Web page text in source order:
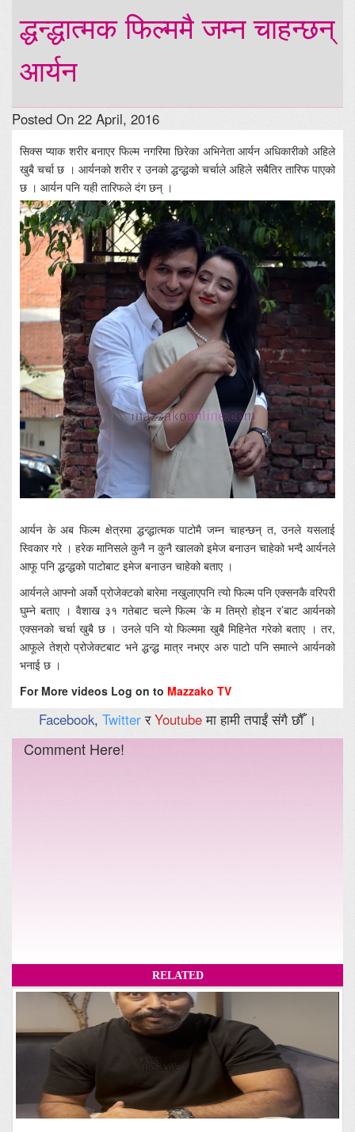
द्धन्द्धात्मक फिल्ममै जम्न चाहन्छन्
आर्यन
Posted On 22 April, 2016
सिक्स प्याक शरीर बनाएर फिल्म नगरिमा छिरेका अभिनेता आर्यन अधिकारीको अहिले
खुबै चर्चा छ । आर्यनको शरीर र उनको द्धन्द्धको चर्चाले अहिले सबैतिर तारिफ पाएको
छ । आर्यन पनि यही तारिफले दंग छन् ।
आर्यन के अब फिल्म क्षेत्रमा द्धन्द्धात्मक पाटोमै जम्न चाहन्छन् त, उनले यसलाई
स्विकार गरे । हरेक मानिसले कुनै न कुनै खालको इमेज बनाउन चाहेको भन्दै आर्यनले
आफू पनि द्धन्द्धको पाटोबाट इमेज बनाउन चाहेको बताए ।
आर्यनले आफ्नो अर्को प्रोजेक्टको बारेमा नखुलाएपनि त्यो फिल्म पनि एक्सनकै वरिपरी
घुम्ने बताए । वैशाख ३१ गतेबाट चल्ने फिल्म ‘के म तिम्रो होइन र’बाट आर्यनको
एक्सनको चर्चा खुबै छ । उनले पनि यो फिल्ममा खुबै मिहिनेत गरेको बताए । तर,
आफूले तेश्रो प्रोजेक्टबाट भने द्धन्द्ध मात्र नभएर अरु पाटो पनि समात्ने आर्यनको
भनाई छ ।
For More videos Log on to Mazzako TV
Facebook, TwitterरYoutubeमा हामी तपाईं संगै छौँ ।
Comment Here!
RELATED